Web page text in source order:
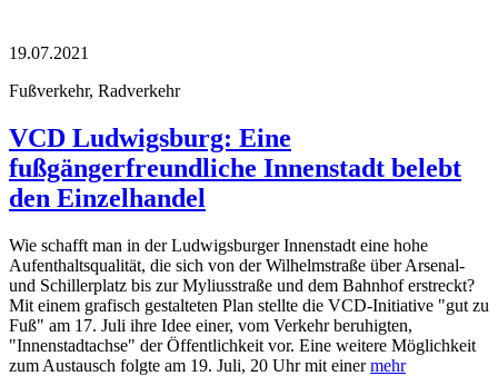
19.07.2021
Fußverkehr, Radverkehr
VCD Ludwigsburg: Eine
fußgängerfreundliche Innenstadt belebt
den Einzelhandel
Wie schafft man in der Ludwigsburger Innenstadt eine hohe
Aufenthaltsqualität, die sich von der Wilhelmstraße über Arsenal-
und Schillerplatz bis zur Myliusstraße und dem Bahnhof erstreckt?
Mit einem grafisch gestalteten Plan stellte die VCD-Initiative "gut zu
Fuß" am 17. Juli ihre Idee einer, vom Verkehr beruhigten,
"Innenstadtachse" der Öffentlichkeit vor. Eine weitere Möglichkeit
zum Austausch folgte am 19. Juli, 20 Uhr mit einermehr